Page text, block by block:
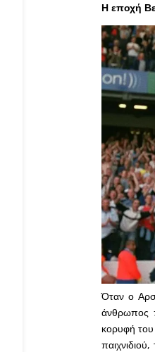
Η εποχή
Όταν ο
άνθρωπος
κορυφή